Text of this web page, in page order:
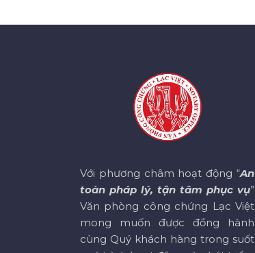
Với phương châm hoạt động “An
toàn pháp lý, tận tâm phục vụ”
Văn phòng công chứng Lạc Việt
mong muốn được đồng hành
cùng Quý khách hàng trong suốt